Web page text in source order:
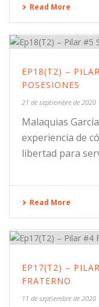
Read More
EP18(T2) –
POSESIONES
21 de septiembre de 2020
Malaquias
experiencia de
libertad para
Read More
EP17(T2) –
FRATERNO
11 de septiembre de 2020